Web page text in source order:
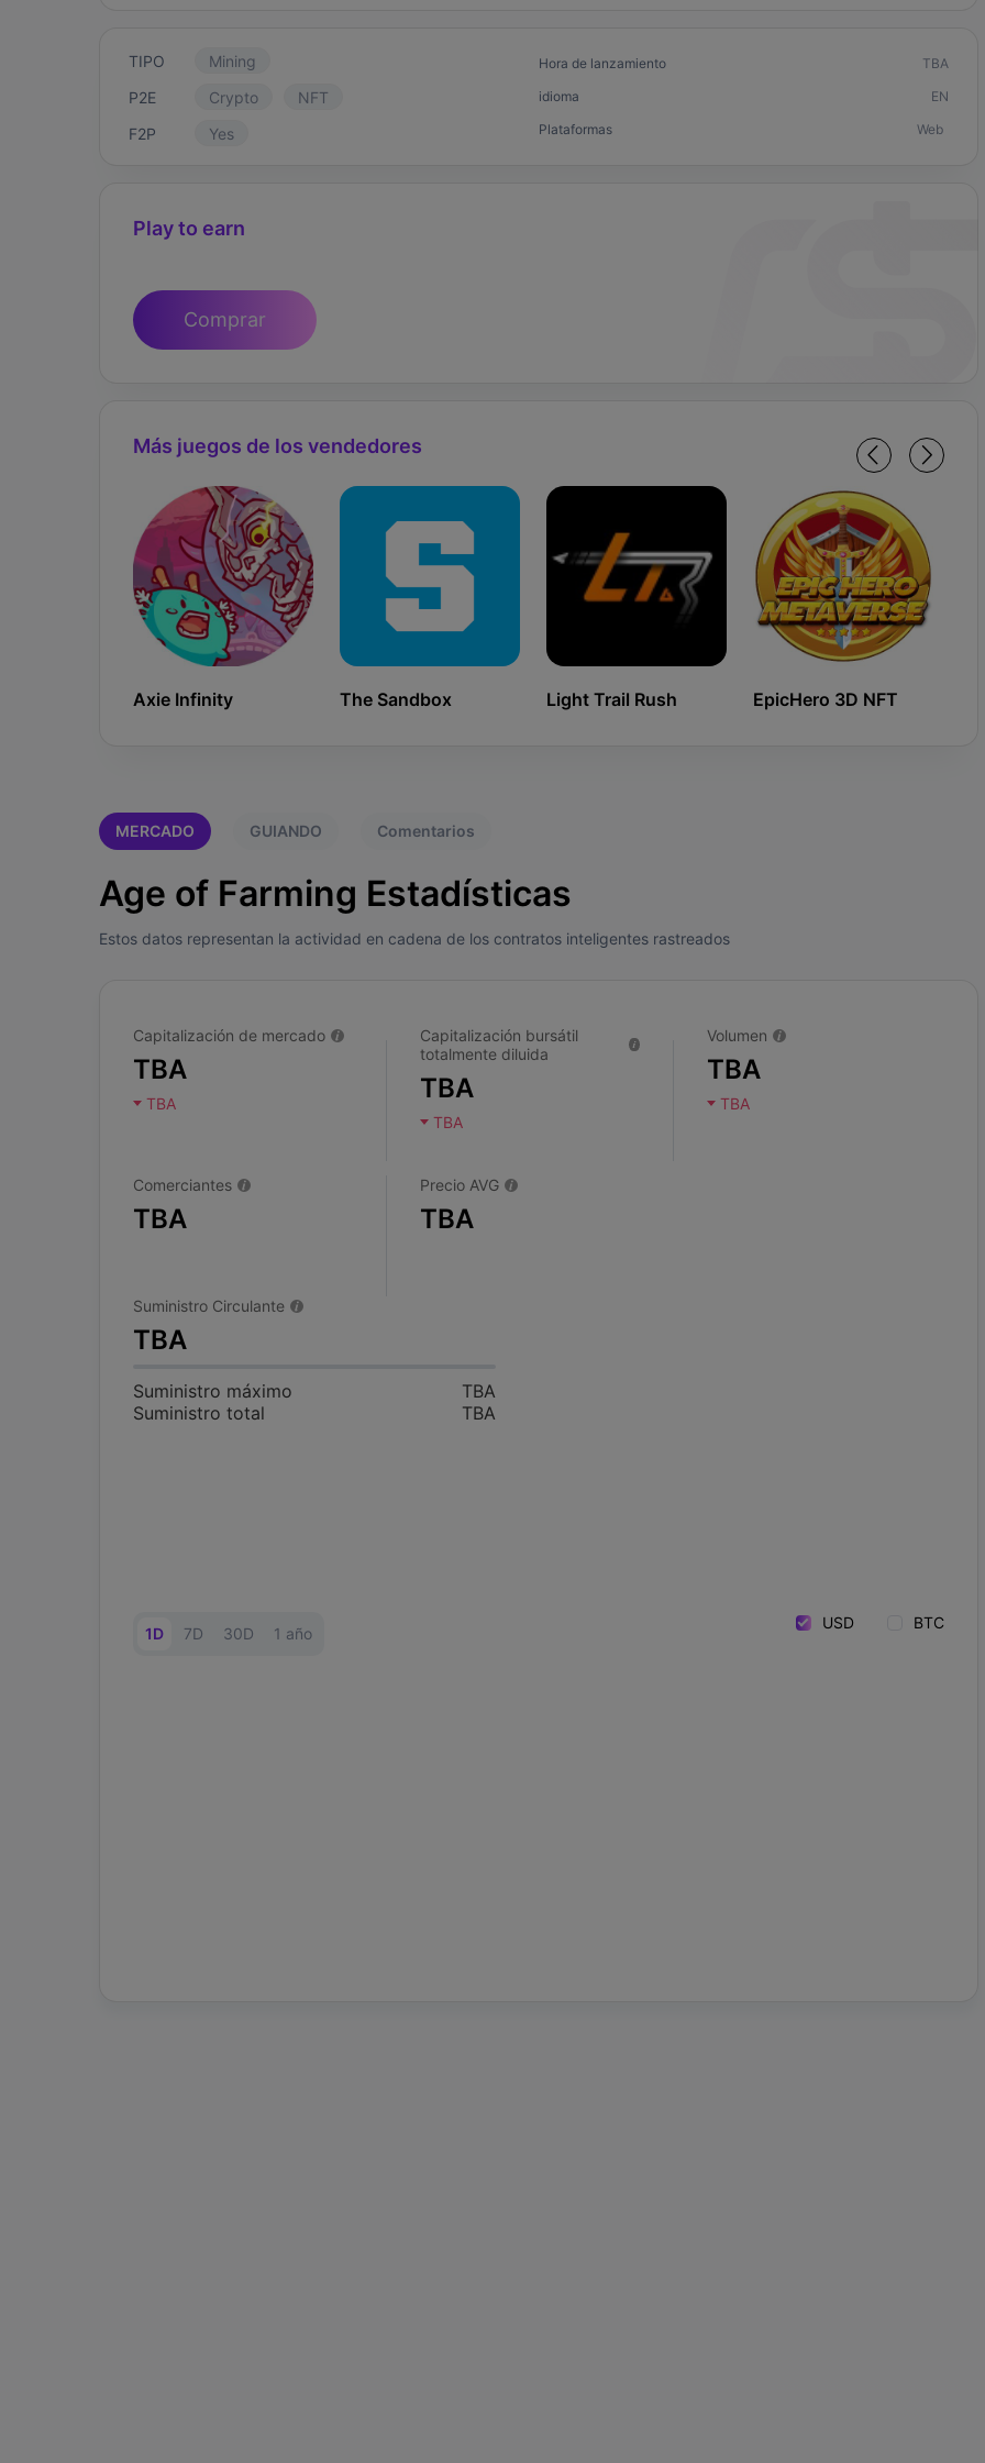
TIPO
Mining
P2E
Crypto
NFT
F2P
Yes
Hora de lanzamiento
TBA
idioma
EN
Plataformas
Web
Play to earn
Comprar
Más juegos de los vendedores
Axie Infinity The Sandbox Light Trail Rush EpicHero 3D NFT
MERCADO GUIANDO Comentarios
Age of Farming Estadísticas
Estos datos representan la actividad en cadena de los contratos inteligentes rastreados
Capitalización de mercado
TBA
TBA
Capitalización bursátil
totalmente diluida
TBA
TBA
Volumen
TBA
TBA
Comerciantes
TBA
Precio AVG
TBA
Suministro Circulante
TBA
Suministro máximo
TBA
Suministro total
TBA
1D 7D 30D 1 año
USD BTC